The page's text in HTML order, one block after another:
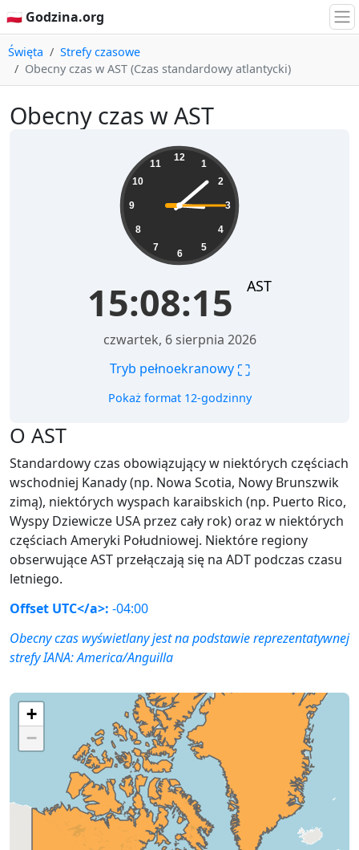
🇵🇱 Godzina.org
Święta
Strefy czasowe
Obecny czas w AST (Czas standardowy atlantycki)
Obecny czas w AST
12
1
2
3
4
5
6
7
8
9
10
11
15:08:16 AST
czwartek, 6 sierpnia 2026
Tryb pełnoekranowy ⛶
Pokaż format 12-godzinny
O AST
Standardowy czas obowiązujący w niektórych częściach
wschodniej Kanady (np. Nowa Scotia, Nowy Brunszwik
zimą), niektórych wyspach karaibskich (np. Puerto Rico,
Wyspy Dziewicze USA przez cały rok) oraz w niektórych
częściach Ameryki Południowej. Niektóre regiony
obserwujące AST przełączają się na ADT podczas czasu
letniego.
Offset UTC</a>: -04:00
Obecny czas wyświetlany jest na podstawie reprezentatywnej
strefy IANA:America/Anguilla
+
−